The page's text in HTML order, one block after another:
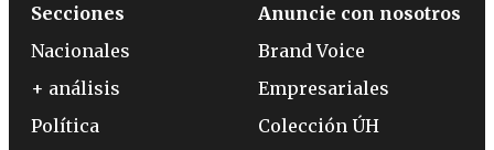
Secciones
Nacionales
+ análisis
Política
Anuncie con nosotros
Brand Voice
Empresariales
Colección ÚH